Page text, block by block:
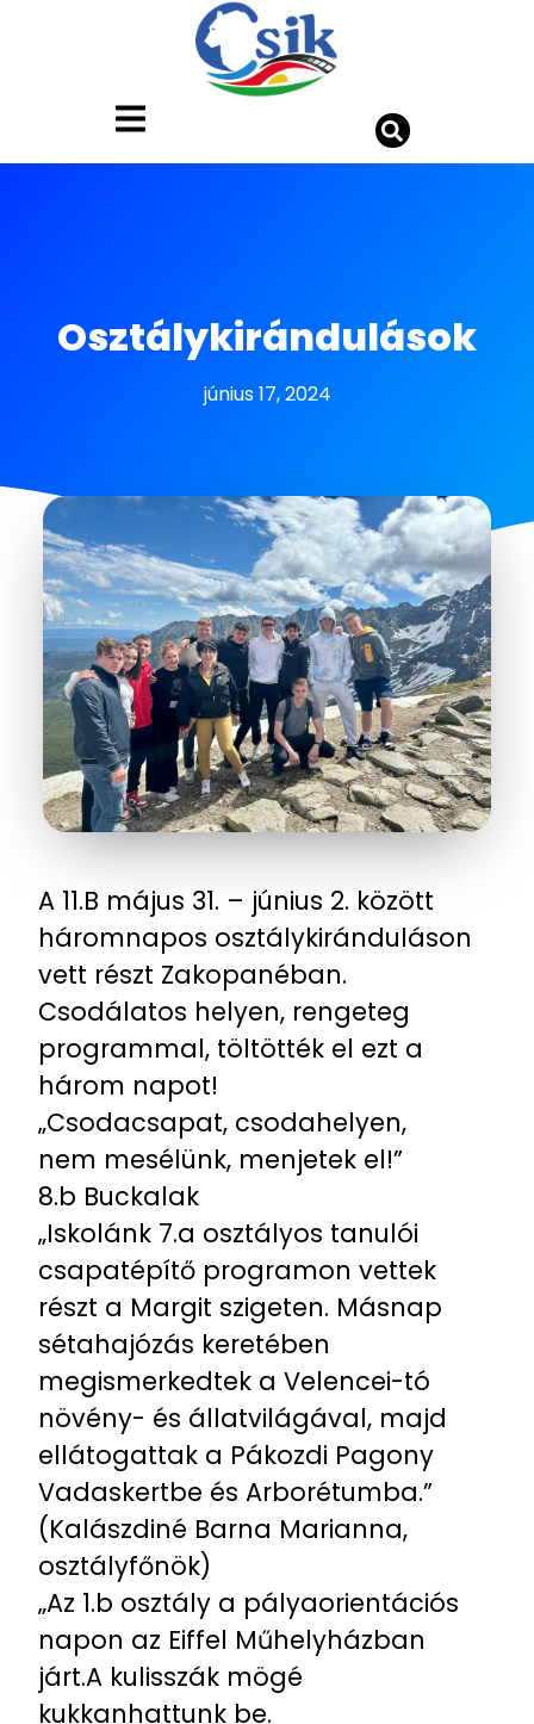
Osztálykirándulások
június 17, 2024
A 11.B május 31. – június 2. között
háromnapos osztálykiránduláson
vett részt Zakopanéban.
Csodálatos helyen, rengeteg
programmal, töltötték el ezt a
három napot!
„Csodacsapat, csodahelyen,
nem mesélünk, menjetek el!”
8.b Buckalak
„Iskolánk 7.a osztályos tanulói
csapatépítő programon vettek
részt a Margit szigeten. Másnap
sétahajózás keretében
megismerkedtek a Velencei-tó
növény- és állatvilágával, majd
ellátogattak a Pákozdi Pagony
Vadaskertbe és Arborétumba.”
(Kalászdiné Barna Marianna,
osztályfőnök)
„Az 1.b osztály a pályaorientációs
napon az Eiffel Műhelyházban
járt.A kulisszák mögé
kukkanhattunk be.